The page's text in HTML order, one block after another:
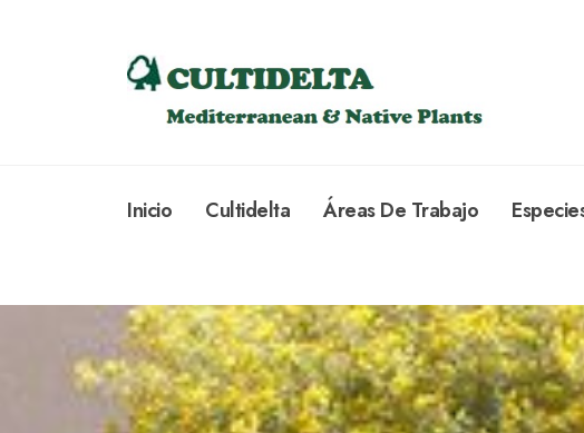
Inicio Cultidelta Áreas De Trabajo